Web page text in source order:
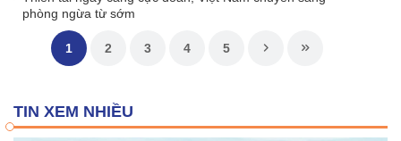
phòng ngừa từ sớm
1 2 3 4 5
TIN XEM NHIỀU